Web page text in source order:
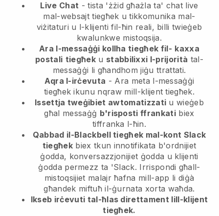
Live Chat - tista 'żżid għażla ta' chat live
mal-websajt tiegħek u tikkomunika mal-
viżitaturi u l-klijenti fil-ħin reali, billi twieġeb
kwalunkwe mistoqsija.
Ara l-messaġġi kollha tiegħek fil- kaxxa
postali tiegħeku stabbilixxi l-prijorità tal-
messaġġi li għandhom jiġu ttrattati.
Aqra l-irċevuta - Ara meta l-messaġġi
tiegħek ikunu nqraw mill-klijent tiegħek.
Issettja tweġibiet awtomatizzati u wieġeb
għal messaġġ b'risposti ffrankatibiex
tiffranka l-ħin.
Qabbad il-Blackbell tiegħek mal-kont Slack
tiegħek biex tkun innotifikata b'ordnijiet
ġodda, konversazzjonijiet ġodda u klijenti
ġodda permezz ta 'Slack. Irrispondi għall-
mistoqsijiet malajr ħafna mill-app li diġà
għandek miftuħ il-ġurnata xorta waħda.
Ikseb irċevuti tal-ħlas direttament lill-klijent
tiegħek.